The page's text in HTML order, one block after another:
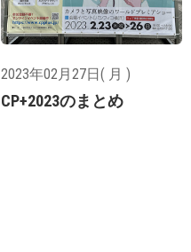
2023年02月27日( 月 )
CP+2023のまとめ